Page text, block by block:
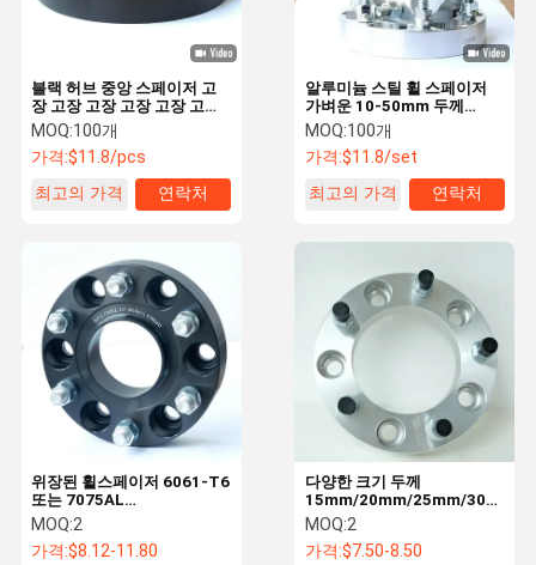
블랙 허브 중앙 스페이저 고
장 고장 고장 고장 고장 고장
고장 고장
MOQ:100개
가격:$11.8/pcs
최고의 가격
연락처
알루미늄 스틸 휠 스페이저
가벼운 10-50mm 두께
ISO9001
MOQ:100개
가격:$11.8/set
최고의 가격
연락처
위장된 휠스페이저 6061-T6
또는 7075AL
6X55CB7811.5"M14X15,
도형 휠 스페이저 6061-T6
또는 7075AL
MOQ:2
가격:$8.12-11.80
다양한 크기 두께
15mm/20mm/25mm/30mm/
휠 스페이저 5x120 72.6mm
랜드 로버 VW 쥬프 BMW 아
우디
MOQ:2
가격:$7.50-8.50